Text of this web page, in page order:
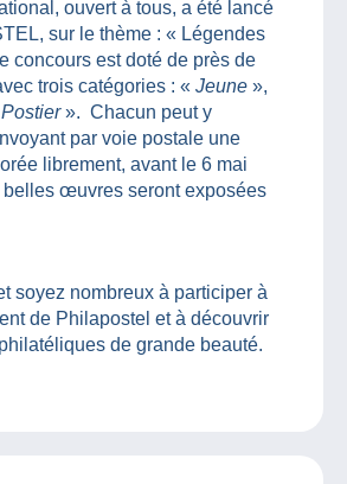
ouvert à tous, a été lancé
sur le thème : « Légendes
concours est doté de près de
trois catégories : « Jeune »,
Postier». Chacun peut y
par voie postale une
librement, avant le 6 mai
belles œuvres seront exposées
soyez nombreux à participer à
de Philapostel et à découvrir
de grande beauté.